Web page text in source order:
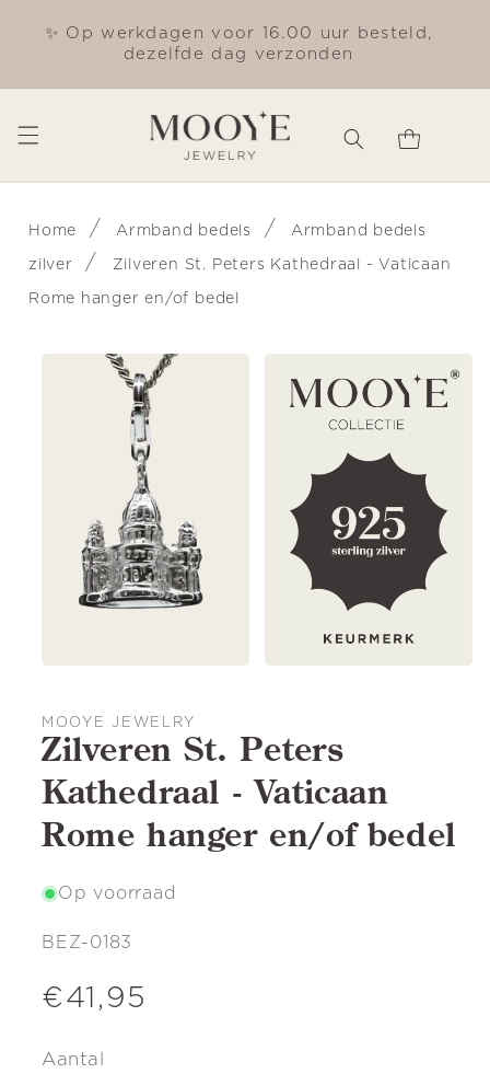
naar de
✨ Op werkdagen voor 16.00 uur besteld,
dezelfde dag verzonden
Winkelwagen
Home / Armband bedels / Armband bedels
zilver / Zilveren St. Peters Kathedraal - Vaticaan
Rome hanger en/of bedel
Ga direct naar
productinformatie
MOOYE JEWELRY
Zilveren St. Peters
Kathedraal - Vaticaan
Rome hanger en/of bedel
Op voorraad
SKU:
BEZ-0183
Normale
€41,95
Aantal